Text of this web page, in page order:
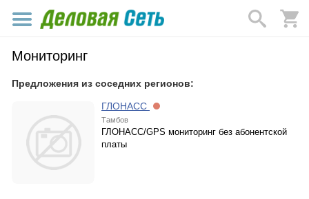
Мониторинг
Предложения из соседних регионов:
ГЛОНАСС
Тамбов
ГЛОНАСС/GPS мониторинг без абонентской
платы